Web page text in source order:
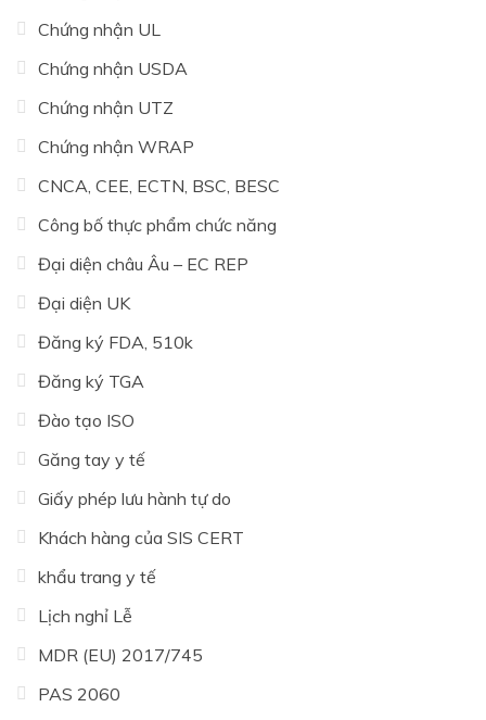
Chứng nhận UL
Chứng nhận USDA
Chứng nhận UTZ
Chứng nhận WRAP
CNCA, CEE, ECTN, BSC, BESC
Công bố thực phẩm chức năng
Đại diện châu Âu – EC REP
Đại diện UK
Đăng ký FDA, 510k
Đăng ký TGA
Đào tạo ISO
Găng tay y tế
Giấy phép lưu hành tự do
Khách hàng của SIS CERT
khẩu trang y tế
Lịch nghỉ Lễ
MDR (EU) 2017/745
PAS 2060